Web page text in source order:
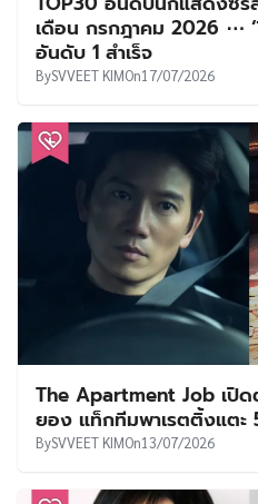
เดือน กรกฎาคม 2026 ⋯
อันดับ 1 สำเร็จ
BySVVEET KIMOn17/07/2026
The Apartment Job เปิ
ยอง แท็กทีมพาเรตติ้งแตะ
BySVVEET KIMOn13/07/2026